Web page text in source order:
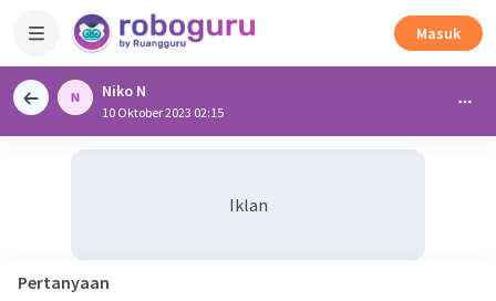
Masuk
Niko N
10 Oktober 2023 02:15
Iklan
Pertanyaan